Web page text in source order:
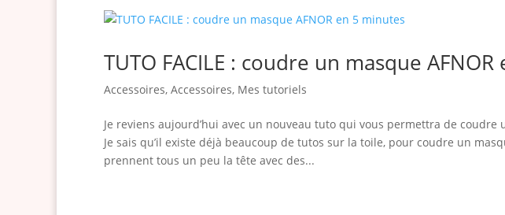
TUTO FACILE : coudre un masque
Accessoires, Accessoires, Mes tutoriels
Je reviens aujourd’hui avec un nouveau tuto qui vous permettra de
Je sais qu’il existe déjà beaucoup de tutos sur la toile, pour coudre un
prennent tous un peu la tête avec des...